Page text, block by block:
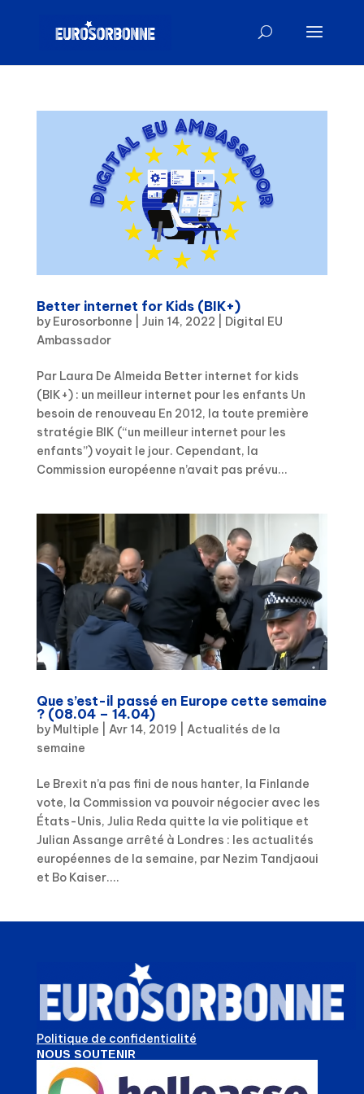
Better internet for Kids (BIK+)
by Eurosorbonne Juin 14, 2022
Digital EU
Ambassador
Par Laura De Almeida Better internet for kids
(BIK+) : un meilleur internet pour les enfants Un
besoin de renouveau En 2012, la toute première
stratégie BIK (“un meilleur internet pour les
enfants”) voyait le jour. Cependant, la
Commission européenne n’avait pas prévu...
Que s’est-il passé en Europe cette semaine
? (08.04 – 14.04)
by Multiple Avr 14, 2019
Actualités de la
semaine
Le Brexit n’a pas fini de nous hanter, la Finlande
vote, la Commission va pouvoir négocier avec les
États-Unis, Julia Reda quitte la vie politique et
Julian Assange arrêté à Londres : les actualités
européennes de la semaine, par Nezim Tandjaoui
et Bo Kaiser....
Politique de confidentialité
NOUS SOUTENIR